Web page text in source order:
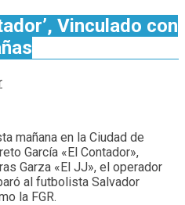
Vinculado con
mañana en la Ciudad de
García «El Contador»,
Garza «El JJ», el operador
al futbolista Salvador
la FGR.